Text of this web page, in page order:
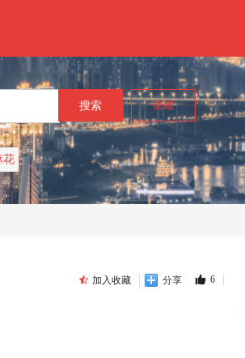
创建
花
加入收藏 分享 6